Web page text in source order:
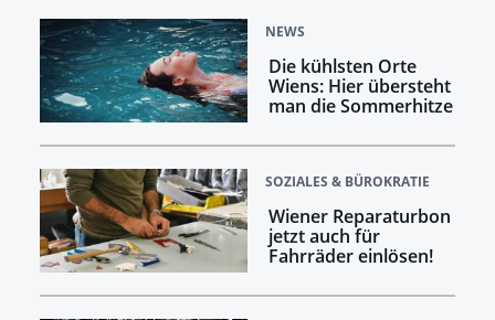
NEWS
Die kühlsten Orte
Wiens: Hier übersteht
man die Sommerhitze
SOZIALES & BÜROKRATIE
Wiener Reparaturbon
jetzt auch für
Fahrräder einlösen!